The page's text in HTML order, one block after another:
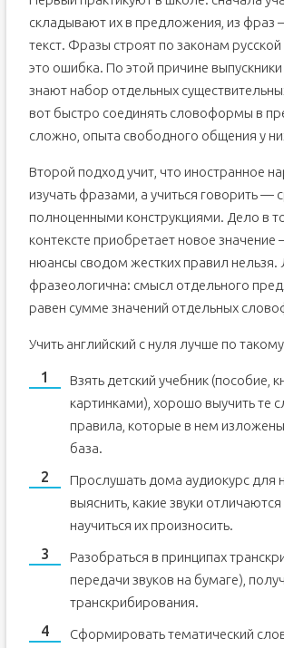
складывают их в предложения, из фраз
текст. Фразы строят по законам
это ошибка. По этой причине
знают набор отдельных
вот быстро соединять словоформы в
сложно, опыта свободного общения у
Второй подход учит, что иностранное
изучать фразами, а учиться говорить —
полноценными конструкциями. Дело в
контексте приобретает новое значение
нюансы сводом жестких правил нельзя.
фразеологична: смысл отдельного
равен сумме значений отдельных
Учить английский с нуля лучше по
Взять детский учебник (пособие,
картинками), хорошо выучить те
правила, которые в нем
база.
Прослушать дома аудиокурс для
выяснить, какие звуки отличаются
научиться их произносить.
Разобраться в принципах
передачи звуков на бумаге),
транскрибирования.
Сформировать тематический